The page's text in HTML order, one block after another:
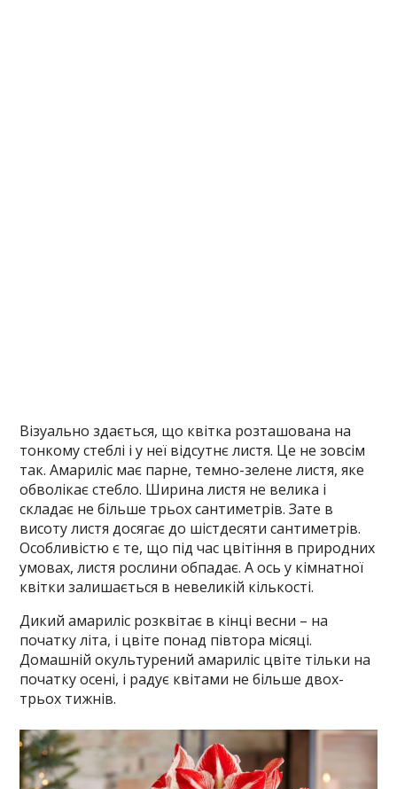
Візуально здається, що квітка розташована на
тонкому стеблі і у неї відсутнє листя. Це не зовсім
так. Амариліс має парне, темно-зелене листя, яке
обволікає стебло. Ширина листя не велика і
складає не більше трьох сантиметрів. Зате в
висоту листя досягає до шістдесяти сантиметрів.
Особливістю є те, що під час цвітіння в природних
умовах, листя рослини обпадає. А ось у кімнатної
квітки залишається в невеликій кількості.
Дикий амариліс розквітає в кінці весни – на
початку літа, і цвіте понад півтора місяці.
Домашній окультурений амариліс цвіте тільки на
початку осені, і радує квітами не більше двох-
трьох тижнів.